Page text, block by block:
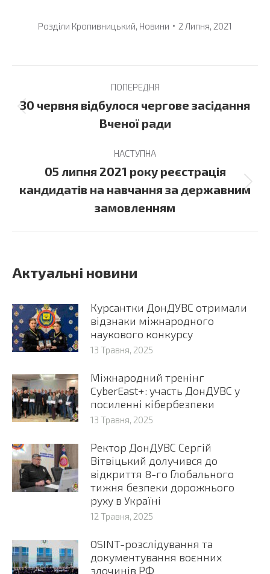
Розділи Кропивницький, Новини 2 Липня, 2021
navigation
ПОПЕРЕДНЯ
Previous
post:
30 червня відбулося чергове засідання
Вченої ради
НАСТУПНА
Next
05 липня 2021 року реєстрація
кандидатів на навчання за державним
замовленням
Актуальні новини
Курсантки ДонДУВС отримали
відзнаки міжнародного
наукового конкурсу
13 Травня, 2025
Міжнародний тренінг
CyberEast+: участь ДонДУВС у
посиленні кібербезпеки
13 Травня, 2025
Ректор ДонДУВС Сергій
Вітвіцький долучився до
відкриття 8-го Глобального
тижня безпеки дорожнього
руху в Україні
12 Травня, 2025
OSINT-розслідування та
документування воєнних
злочинів РФ